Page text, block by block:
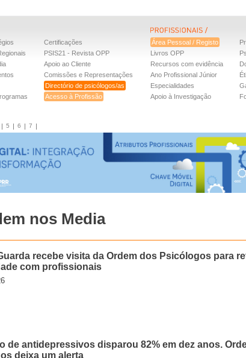
Certificações
PSIS21 - Revista OPP
Apoio ao Cliente
Comissões e Representações
Directório de psicólogos/as
Acesso à Profissão
Área Pessoal / Registo
Livros OPP
Recursos com evidência
Ano Profissional Júnior
Especialidades
Apoio à Investigação
5 6 7
nos Media
recebe visita da Ordem dos Psicólogos para
com profissionais
de antidepressivos disparou 82% em dez anos.
deixa um alerta